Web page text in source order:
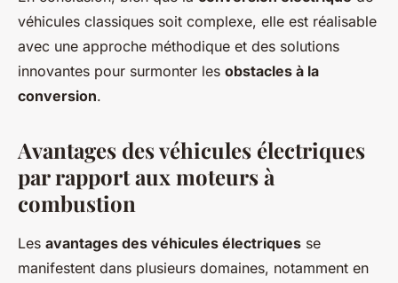
véhicules classiques soit complexe, elle est réalisable
avec une approche méthodique et des solutions
innovantes pour surmonter les obstacles à la
conversion.
Avantages des véhicules électriques
par rapport aux moteurs à
combustion
Les avantages des véhicules électriques se
manifestent dans plusieurs domaines, notamment en